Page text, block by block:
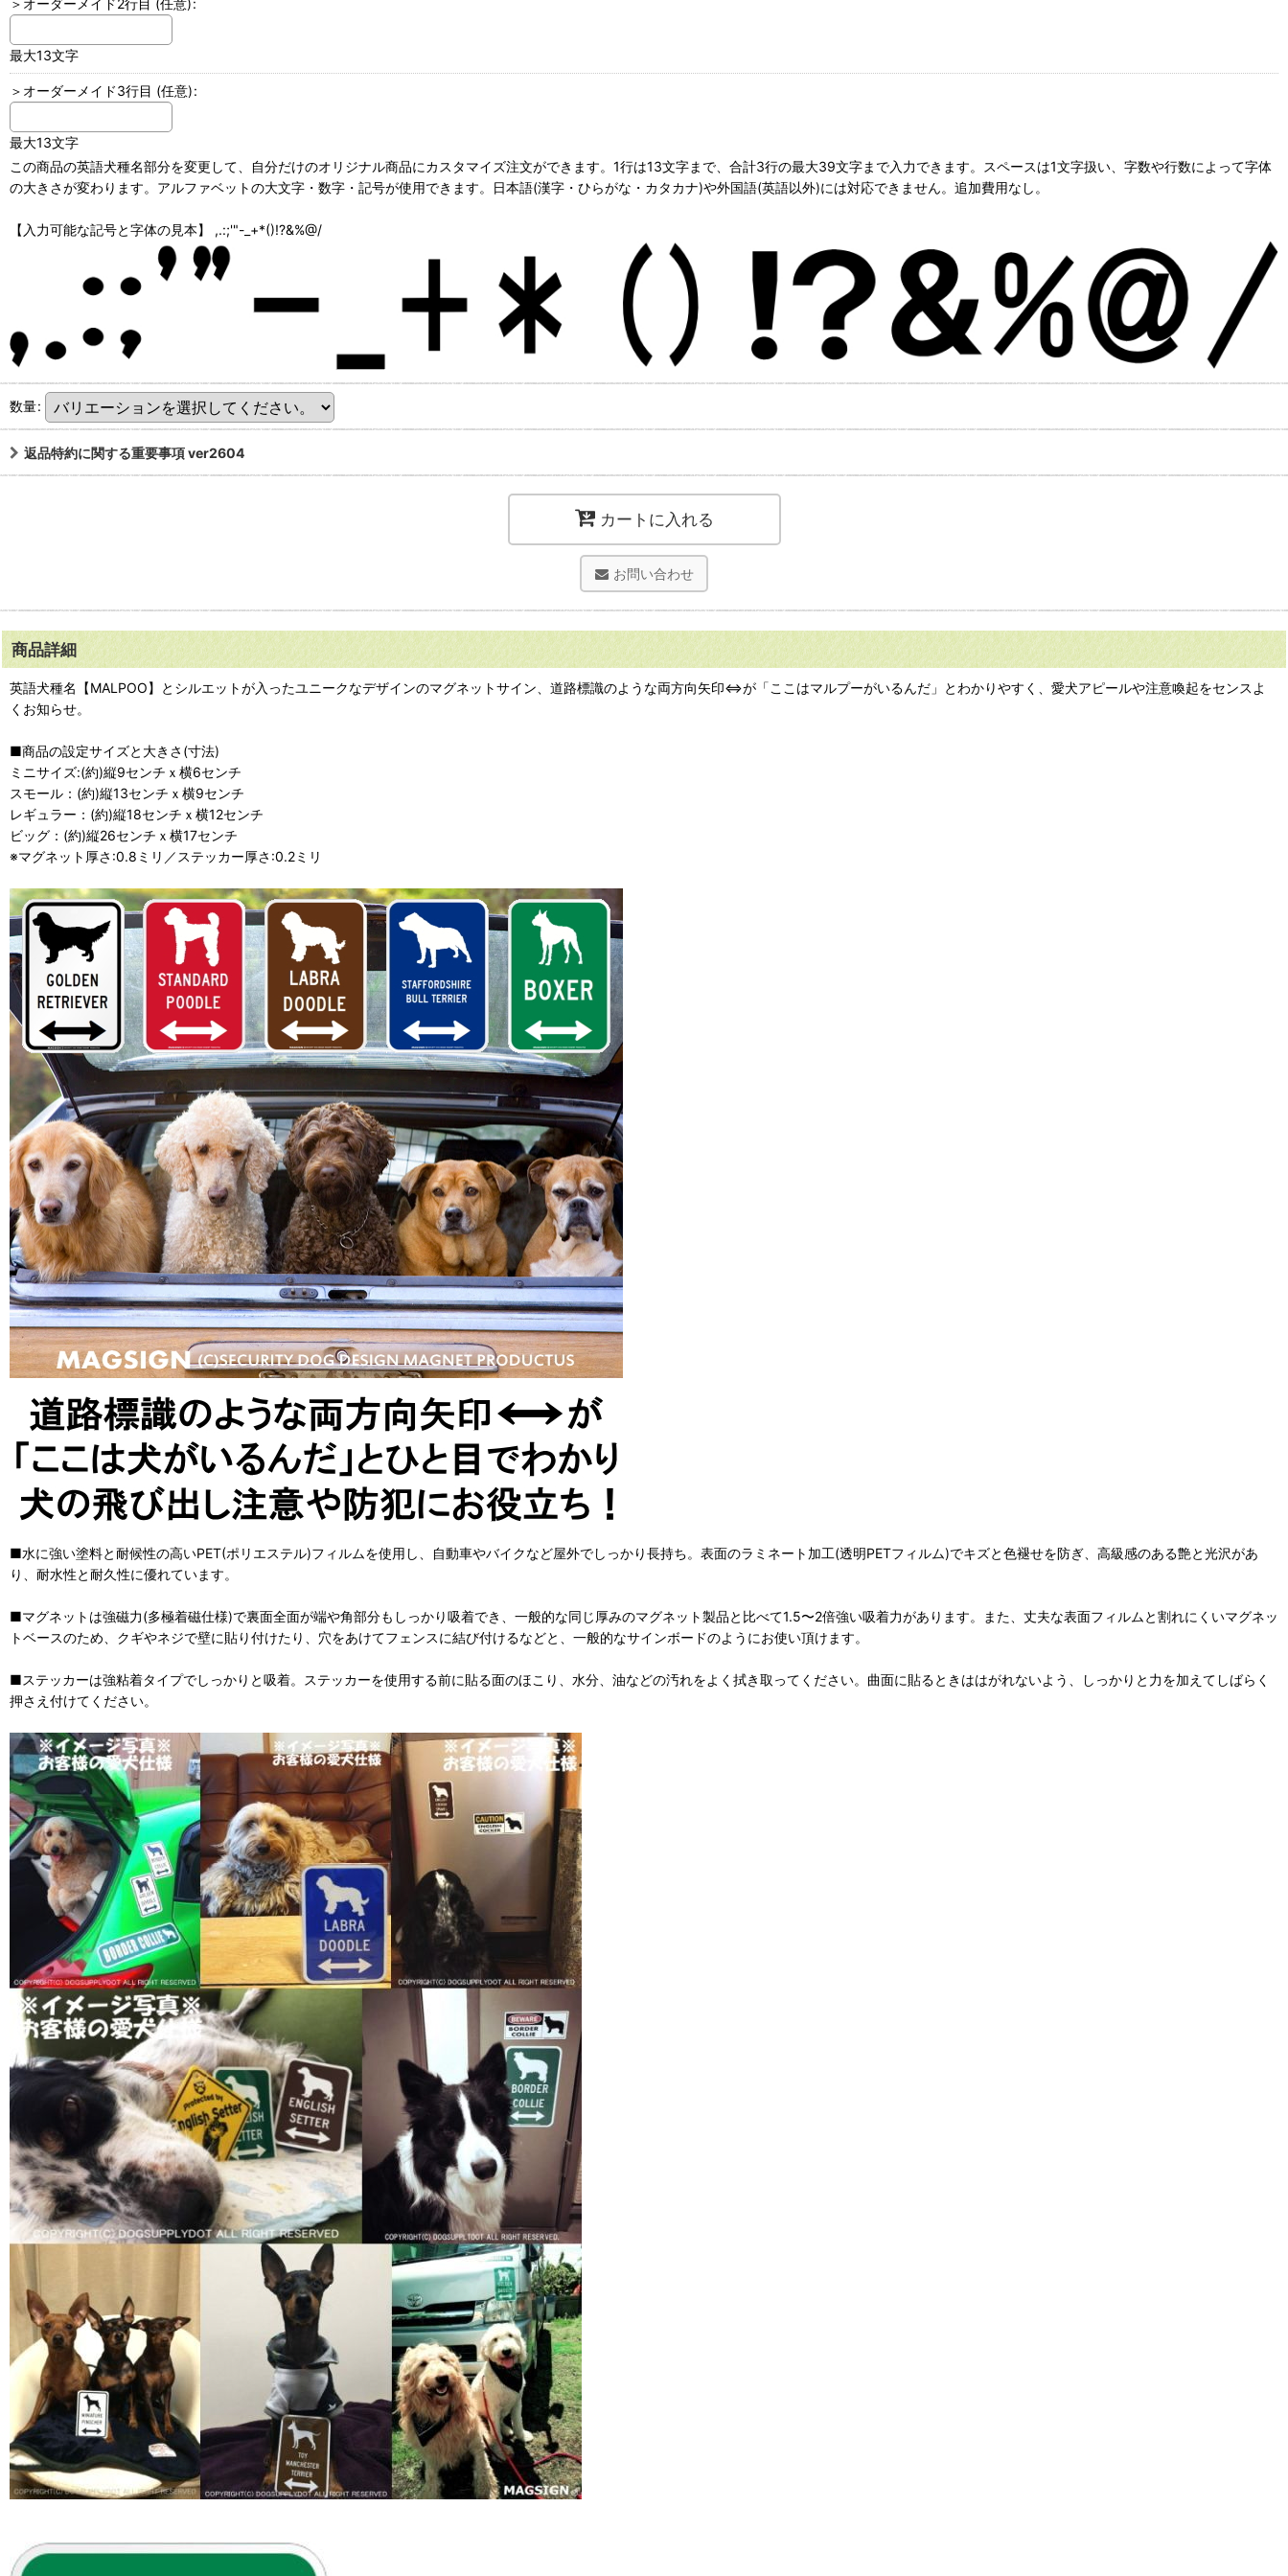
＞オーダーメイド2行目 (任意):
最大13文字
＞オーダーメイド3行目 (任意):
最大13文字
この商品の英語犬種名部分を変更して、自分だけのオリジナル商品にカスタマイズ注文ができます。1行は13文字まで、合計3行の最大39文字まで入力できます。スペースは1文字扱い、字数や行数によって字体
の大きさが変わります。アルファベットの大文字・数字・記号が使用できます。日本語(漢字・ひらがな・カタカナ)や外国語(英語以外)には対応できません。追加費用なし。
【入力可能な記号と字体の見本】 ,.:;'"-_+*()!?&%@/
数量:
返品特約に関する重要事項 ver2604
カートに入れる
お問い合わせ
商品詳細
英語犬種名【MALPOO】とシルエットが入ったユニークなデザインのマグネットサイン、道路標識のような両方向矢印⇔が「ここはマルプーがいるんだ」とわかりやすく、愛犬アピールや注意喚起をセンスよ
くお知らせ。
■商品の設定サイズと大きさ(寸法)
ミニサイズ:(約)縦9センチｘ横6センチ
スモール：(約)縦13センチｘ横9センチ
レギュラー：(約)縦18センチｘ横12センチ
ビッグ：(約)縦26センチｘ横17センチ
※マグネット厚さ:0.8ミリ／ステッカー厚さ:0.2ミリ
■水に強い塗料と耐候性の高いPET(ポリエステル)フィルムを使用し、自動車やバイクなど屋外でしっかり長持ち。表面のラミネート加工(透明PETフィルム)でキズと色褪せを防ぎ、高級感のある艶と光沢があ
り、耐水性と耐久性に優れています。
■マグネットは強磁力(多極着磁仕様)で裏面全面が端や角部分もしっかり吸着でき、一般的な同じ厚みのマグネット製品と比べて1.5〜2倍強い吸着力があります。また、丈夫な表面フィルムと割れにくいマグネッ
トベースのため、クギやネジで壁に貼り付けたり、穴をあけてフェンスに結び付けるなどと、一般的なサインボードのようにお使い頂けます。
■ステッカーは強粘着タイプでしっかりと吸着。ステッカーを使用する前に貼る面のほこり、水分、油などの汚れをよく拭き取ってください。曲面に貼るときははがれないよう、しっかりと力を加えてしばらく
押さえ付けてください。